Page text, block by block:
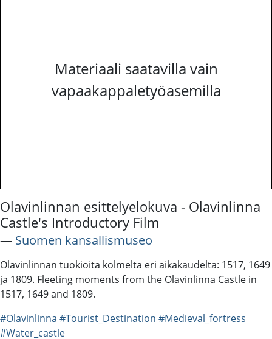
Materiaali saatavilla vain
vapaakappaletyöasemilla
Olavinlinnan esittelyelokuva - Olavinlinna
Castle's Introductory Film
― Suomen kansallismuseo
Olavinlinnan tuokioita kolmelta eri aikakaudelta: 1517, 1649
ja 1809. Fleeting moments from the Olavinlinna Castle in
1517, 1649 and 1809.
#Olavinlinna #Tourist_Destination #Medieval_fortress
#Water_castle